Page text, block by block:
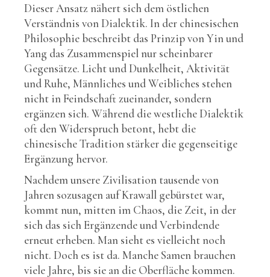
Dieser Ansatz nähert sich dem östlichen
Verständnis von Dialektik. In der chinesischen
Philosophie beschreibt das Prinzip von Yin und
Yang das Zusammenspiel nur scheinbarer
Gegensätze. Licht und Dunkelheit, Aktivität
und Ruhe, Männliches und Weibliches stehen
nicht in Feindschaft zueinander, sondern
ergänzen sich. Während die westliche Dialektik
oft den Widerspruch betont, hebt die
chinesische Tradition stärker die gegenseitige
Ergänzung hervor.
Nachdem unsere Zivilisation tausende von
Jahren sozusagen auf Krawall gebürstet war,
kommt nun, mitten im Chaos, die Zeit, in der
sich das sich Ergänzende und Verbindende
erneut erheben. Man sieht es vielleicht noch
nicht. Doch es ist da. Manche Samen brauchen
viele Jahre, bis sie an die Oberfläche kommen.